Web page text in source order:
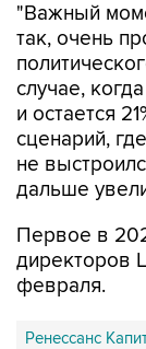
"Важный
так, очень
случае,
и остается
сценарий,
не
дальше
Первое в
директоров
февраля.
Ренессанс